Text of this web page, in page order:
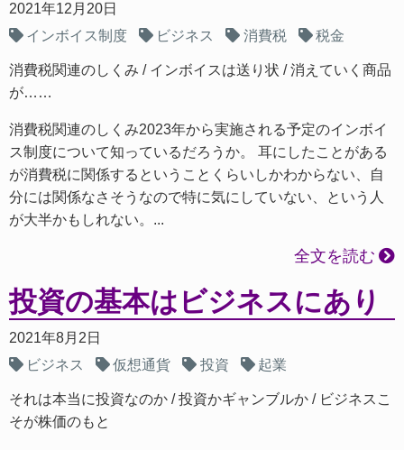
2021年12月20日
インボイス制度
ビジネス 消費税 税金
消費税関連のしくみ インボイスは送り状
消えていく商品
が……
消費税関連のしくみ2023年から実施される予定のインボイ
ス制度について知っているだろうか。 耳にしたことがある
が消費税に関係するということくらいしかわからない、自
分には関係なさそうなので特に気にしていない、という人
が大半かもしれない。...
全文を読む
投資の基本はビジネスにあり
2021年8月2日
ビジネス
仮想通貨 投資 起業
それは本当に投資なのか 投資かギャンブルか
ビジネスこ
そが株価のもと